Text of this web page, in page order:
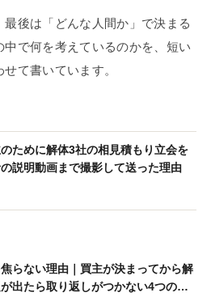
後は「どんな人間か」で決まる
中で何を考えているのかを、短い
て書いています。
ために解体3社の相見積もり立会を
説明動画まで撮影して送った理由
らない理由｜買主が決まってから解
出たら取り返しがつかない4つのリ